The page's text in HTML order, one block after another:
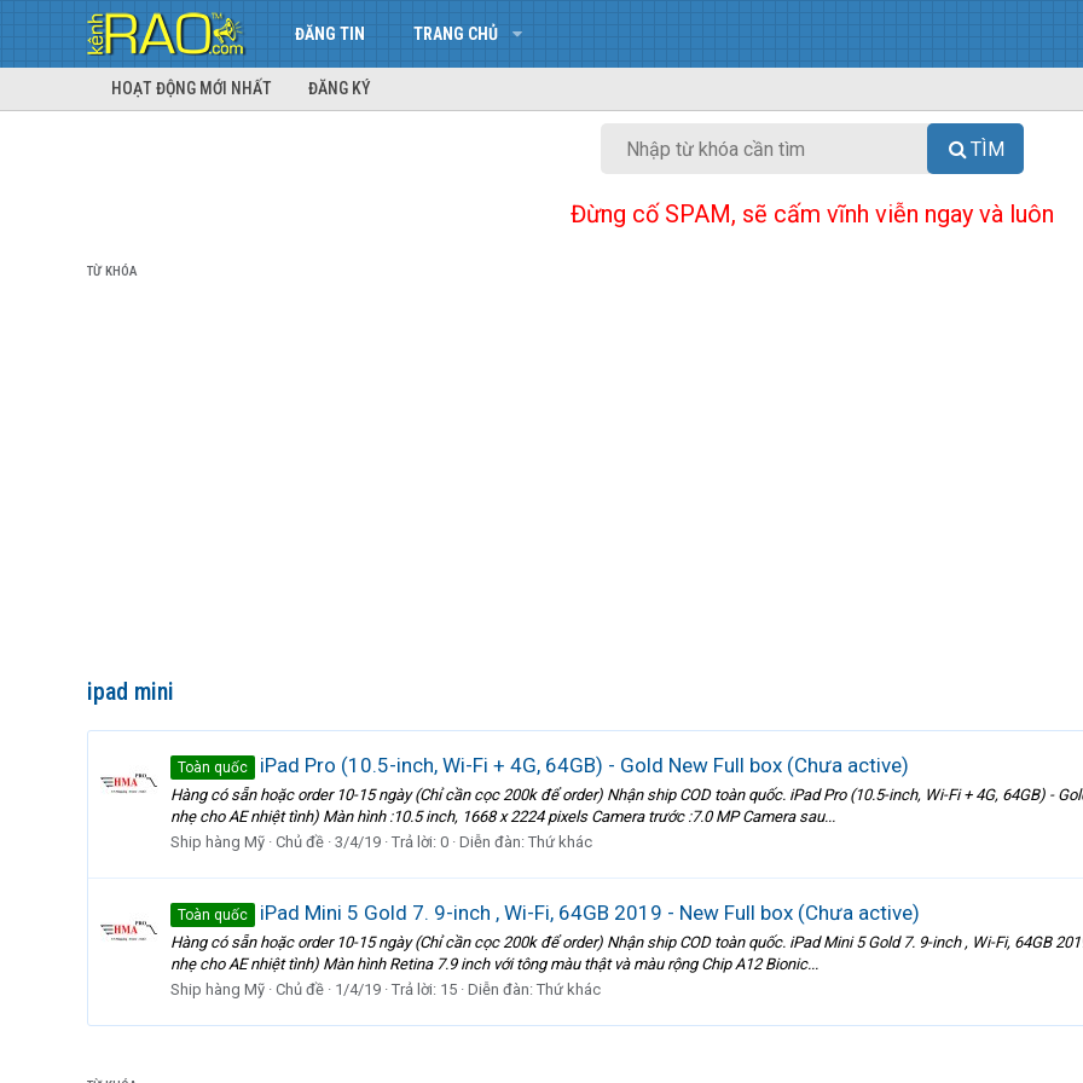
ĐĂNG TIN TRANG CHỦ
HOẠT ĐỘNG MỚI NHẤT ĐĂNG KÝ
TÌM
Đừng cố SPAM, sẽ cấm vĩnh viễn ngay và luôn
TỪ KHÓA
ipad mini
Toàn quốc iPad Pro (10.5-inch, Wi-Fi + 4G, 64GB) - Gold New Full box (Chưa active)
Hàng có sẵn hoặc order 10-15 ngày (Chỉ cần cọc 200k để order) Nhận ship COD toàn quốc. iPad Pro (10.5-inch, Wi-Fi + 4G, 64GB) -
nhẹ cho AE nhiệt tình) Màn hình :10.5 inch, 1668 x 2224 pixels Camera trước :7.0 MP Camera sau...
Ship hàng Mỹ Chủ đề 3/4/19 Trả lời: 0 Diễn đàn: Thứ khác
Toàn quốc iPad Mini 5 Gold 7. 9-inch , Wi-Fi, 64GB 2019 - New Full box (Chưa active)
Hàng có sẵn hoặc order 10-15 ngày (Chỉ cần cọc 200k để order) Nhận ship COD toàn quốc. iPad Mini 5 Gold 7. 9-inch , Wi-Fi, 64GB
nhẹ cho AE nhiệt tình) Màn hình Retina 7.9 inch với tông màu thật và màu rộng Chip A12 Bionic...
Ship hàng Mỹ Chủ đề 1/4/19 Trả lời: 15 Diễn đàn: Thứ khác